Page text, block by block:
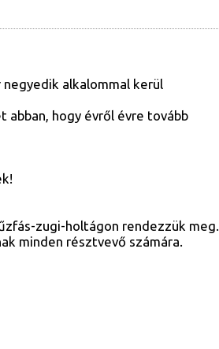
negyedik alkalommal kerül
hogy évről évre tovább
zugi-holtágon rendezzük meg.
minden résztvevő számára.